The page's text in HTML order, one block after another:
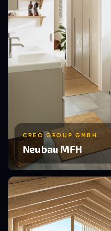
CREO GROUP GMBH
Neubau MFH